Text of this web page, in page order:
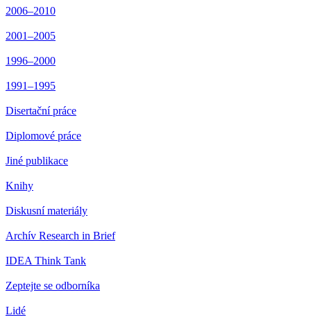
2006–2010
2001–2005
1996–2000
1991–1995
Disertační práce
Diplomové práce
Jiné publikace
Knihy
Diskusní materiály
Archív Research in Brief
IDEA Think Tank
Zeptejte se odborníka
Lidé